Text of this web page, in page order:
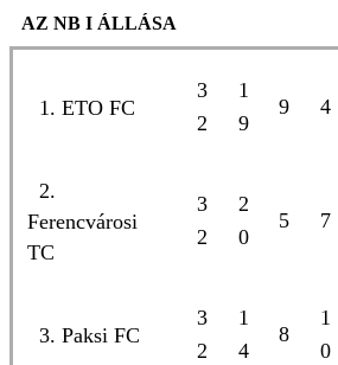
1. ETO FC
3
2
1
9
9 4
2.
Ferencvárosi
TC
3
2
2
0
5 7
3. Paksi FC
3
2
1
4
8
1
0
AZ NB I ÁLLÁSA